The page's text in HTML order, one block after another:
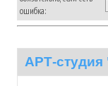
ошибка:
АРТ-